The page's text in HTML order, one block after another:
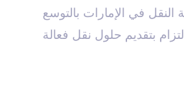
في الإمارات بالتوسع
بتقديم حلول نقل فعالة